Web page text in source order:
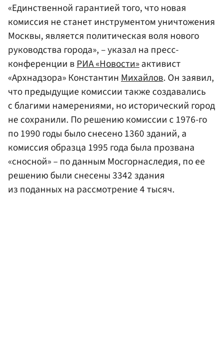
«Единственной гарантией того, что новая
комиссия не станет инструментом уничтожения
Москвы, является политическая воля нового
руководства города», – указал на пресс-
конференции вРИА «Новости»активист
«Архнадзора» КонстантинМихайлов. Он заявил,
что предыдущие комиссии также создавались
с благими намерениями, но исторический город
не сохранили. По решению комиссии с 1976-го
по 1990 годы было снесено 1360 зданий, а
комиссия образца 1995 года была прозвана
«сносной» – по данным Мосгорнаследия, по ее
решению были снесены 3342 здания
из поданных на рассмотрение 4 тысяч.